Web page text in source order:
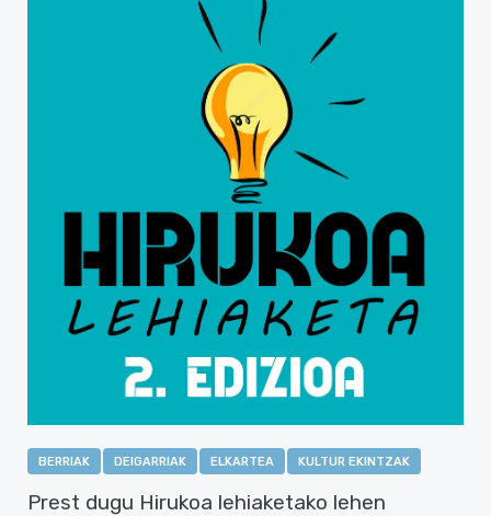
BERRIAK DEIGARRIAK ELKARTEA KULTUR EKINTZAK
Prest dugu Hirukoa lehiaketako lehen